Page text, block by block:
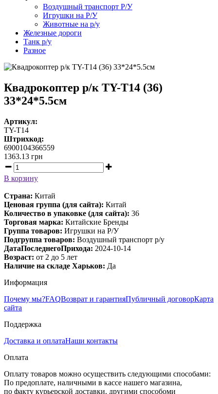
Воздушный транспорт Р/У
Игрушки на Р/У
Животные на р/у
Железные дороги
Танк р/у
Разное
Квадрокоптер р/к TY-T14 (36)
33*24*5.5см
Артикул:
TY-T14
Штрихкод:
6900104366559
1363.13 грн
В корзину
Страна: Китай
Ценовая группа (для сайта): Китай
Количество в упаковке (для сайта): 36
Торговая марка: Китайские Бренды
Группа товаров: Игрушки на Р/У
Подгруппа товаров: Воздушный транспорт р/у
ДатаПоследнегоПрихода: 2024-10-14
Возраст: от 2 до 5 лет
Наличие на складе Харьков: Да
Информация
Почему мы?FAQВозврат и гарантияПубличный договорКарта
сайта
Поддержка
Доставка и оплатаНаши контакты
Оплата
Оплату товаров можно осуществить следующими способами:
По предоплате, наличными в кассе нашего магазина,
по факту курьерской доставки, другими способоми